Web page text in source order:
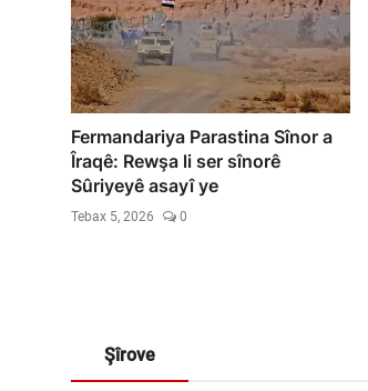
Fermandariya Parastina Sînor a
Îraqê: Rewşa li ser sînorê
Sûriyeyê asayî ye
Tebax 5, 2026 0
Şîrove